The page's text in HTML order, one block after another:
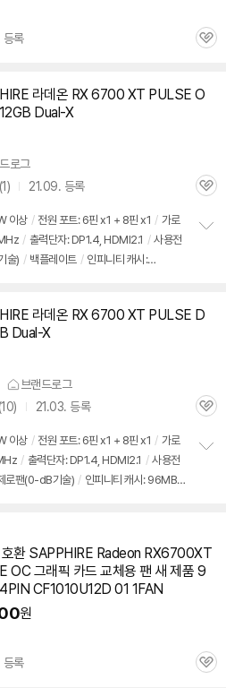
록
관
라데온 RX 6700 XT PULSE O
Dual-X
로그
(상
리
뷰
1) 21.09. 등록
관
이상 / 전원 포트: 6핀 x1 + 8핀 x1 / 가로
/ 출력단자: DP1.4, HDMI2.1 / 사용전
술) / 백플레이트 / 인피니티 캐시:
라데온 RX 6700 XT PULSE D
Dual-X
브랜드로그
(상
리
뷰
10) 21.03. 등록
관
이상 / 전원 포트: 6핀 x1 + 8핀 x1 / 가로
/ 출력단자: DP1.4, HDMI2.1 / 사용전
로팬(0-dB기술) / 인피니티 캐시: 96MB
환 SAPPHIRE Radeon RX6700XT
OC 그래픽 카드 교체용 팬 새 제품 9
CF1010U12D 01 1FAN
원
록
관